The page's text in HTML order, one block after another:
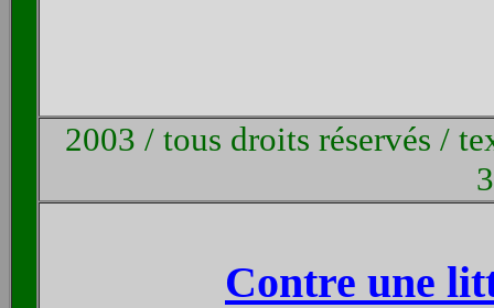
2003 / tous droits réservés /
Contre une